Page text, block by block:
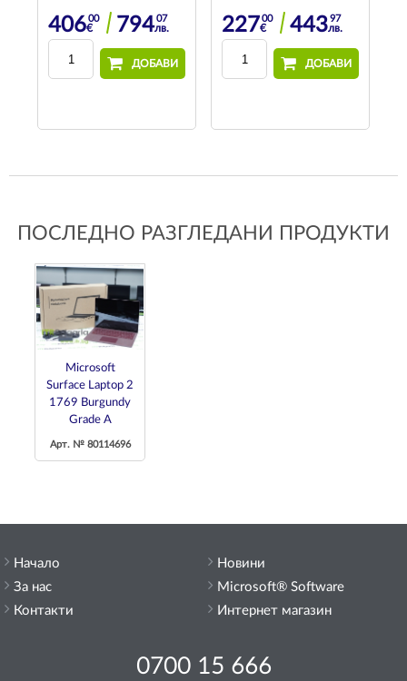
40600
€ 79407
лв.
ДОБАВИ
22700
€ 44397
лв.
ДОБАВИ
ПОСЛЕДНО РАЗГЛЕДАНИ ПРОДУКТИ
Microsoft
Surface Laptop 2
1769 Burgundy
Grade A
Арт. № 80114696
Начало
За нас
Контакти
0700 15 666
Новини
Microsoft® Software
Интернет магазин